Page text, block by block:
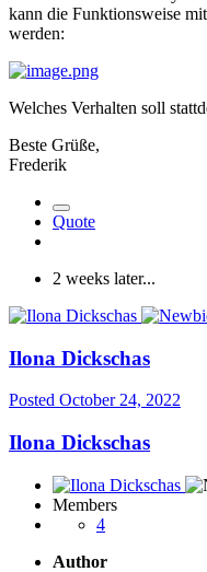
kann die Funktionsweise
werden:
Welches Verhalten soll
Beste Grüße,
Frederik
Quote
2 weeks later...
Ilona Dickschas
Posted October 24, 2022
Ilona Dickschas
Members
4
Author